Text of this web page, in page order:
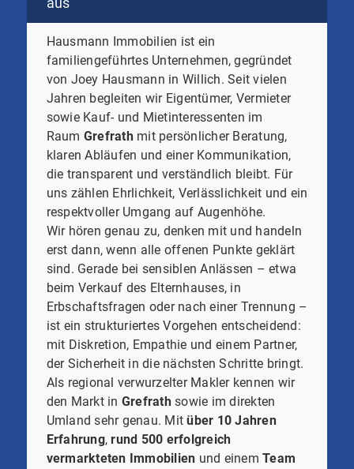
Hausmann Immobilien ist ein
familiengeführtes Unternehmen, gegründet
von Joey Hausmann in Willich. Seit vielen
Jahren begleiten wir Eigentümer, Vermieter
sowie Kauf- und Mietinteressenten im
Raum Grefrathmit persönlicher Beratung,
klaren Abläufen und einer Kommunikation,
die transparent und verständlich bleibt. Für
uns zählen Ehrlichkeit, Verlässlichkeit und ein
respektvoller Umgang auf Augenhöhe.
Wir hören genau zu, denken mit und handeln
erst dann, wenn alle offenen Punkte geklärt
sind. Gerade bei sensiblen Anlässen – etwa
beim Verkauf des Elternhauses, in
Erbschaftsfragen oder nach einer Trennung –
ist ein strukturiertes Vorgehen entscheidend:
mit Diskretion, Empathie und einem Partner,
der Sicherheit in die nächsten Schritte bringt.
Als regional verwurzelter Makler kennen wir
den Markt in Grefrathsowie im direkten
Umland sehr genau. Mitüber 10 Jahren
Erfahrung,rund 500 erfolgreich
vermarkteten Immobilien und einemTeam